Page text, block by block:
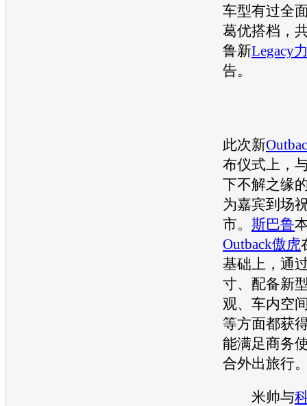
车型有过全
葛优搭档，
鲁新Legacy
告。
此次新
布仪式上，
下不解之缘
为嘉宾到场
市。 斯巴鲁
Outback傲虎
基础上，通
寸、配备新
观、车内空
等方面都获
能满足商务
合外出旅行
米帅与